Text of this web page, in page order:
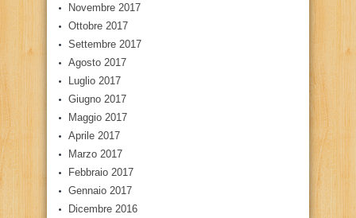
Novembre 2017
Ottobre 2017
Settembre 2017
Agosto 2017
Luglio 2017
Giugno 2017
Maggio 2017
Aprile 2017
Marzo 2017
Febbraio 2017
Gennaio 2017
Dicembre 2016